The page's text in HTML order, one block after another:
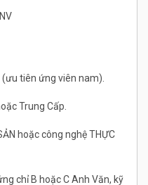
tiên ứng viên nam).
Trung Cấp.
hoặc công nghệ THỰC
chỉ B hoặc C Anh Văn, kỹ